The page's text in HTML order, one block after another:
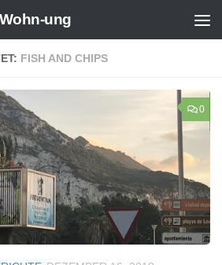
ung
FISH AND CHIPS
0